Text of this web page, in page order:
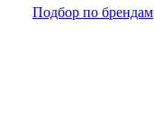
Подбор по брендам